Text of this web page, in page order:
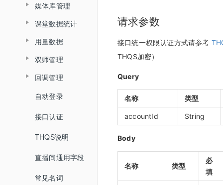
空间统计
回放重制
操作记录
已删用户
结束直播
切换合流布局
查询直播状态
踢出人员
查询直播场次列表
查询视频详细信息
文档上传
删除文档
媒体库管理
上传视频
关联视频
取消关联视频
课堂数据统计
用量数据
查询用量信息
双师管理
创建直播间
更新直播间
说明
回调管理
开始结束直播
登录退出
视频转码
文档转码
回放
自动登录
接口认证
THQS说明
直播间通用字段
常见名词
请求参数
接口统一权限认证方式请参考
THQS加密）
Query
名称 类型
accountId String
Body
名称 类型
必
填